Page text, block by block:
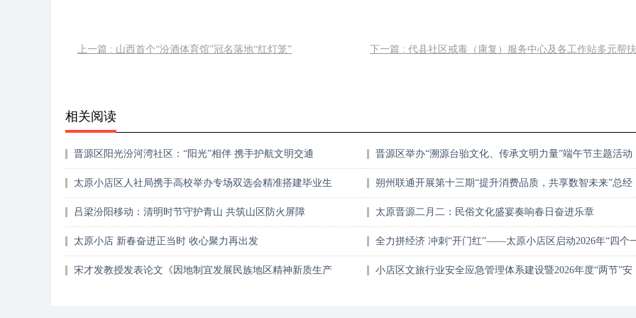
上一篇 : 山西首个“汾酒体育馆”冠名落地“红灯笼”
下一篇 : 代县社区戒毒（康复）服务中心及各工作站多元帮
相关阅读
晋源区阳光汾河湾社区：“阳光”相伴 携手护航文明交通 晋源区举办“溯源台骀文化、传承文明力量”端午节主题活动
太原小店区人社局携手高校举办专场双选会精准搭建毕业生
朔州联通开展第十三期“提升消费品质，共享数智未来”总经
吕梁汾阳移动：清明时节守护青山 共筑山区防火屏障
太原晋源二月二：民俗文化盛宴奏响春日奋进乐章
太原小店 新春奋进正当时 收心聚力再出发
全力拼经济 冲刺“开门红”——太原小店区启动2026年“四个
宋才发教授发表论文《因地制宜发展民族地区精神新质生产
小店区文旅行业安全应急管理体系建设暨2026年度“两节”安